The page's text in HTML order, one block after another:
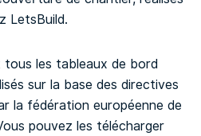
LetsBuild.
les tableaux de bord
sur la base des directives
la fédération européenne de
pouvez les télécharger